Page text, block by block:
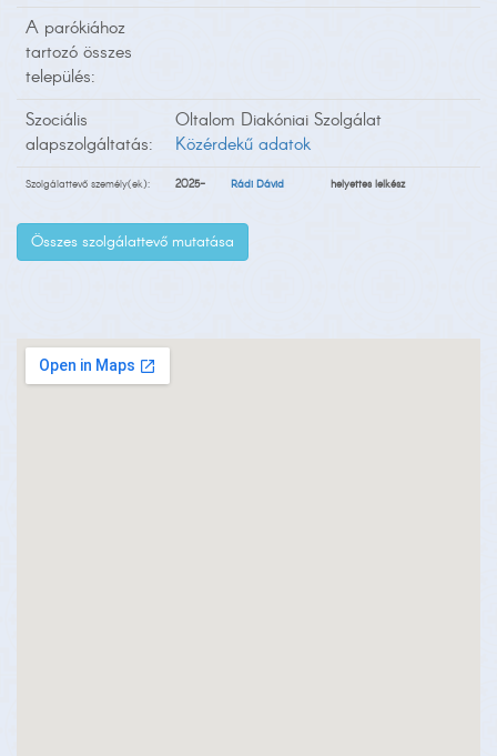
A parókiához
tartozó összes
település:
Szociális
alapszolgáltatás:
Oltalom Diakóniai Szolgálat
Közérdekű adatok
Szolgálattevő személy(ek): 2025- Rádi Dávid helyettes lelkész
Összes szolgálattevő mutatása